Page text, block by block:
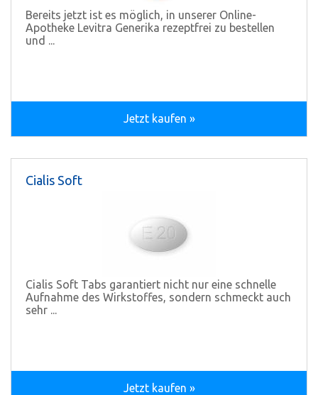
Bereits jetzt ist es möglich, in unserer Online-
Apotheke Levitra Generika rezeptfrei zu bestellen
und ...
Jetzt kaufen »
Cialis Soft
Cialis Soft Tabs garantiert nicht nur eine schnelle
Aufnahme des Wirkstoffes, sondern schmeckt auch
sehr ...
Jetzt kaufen »